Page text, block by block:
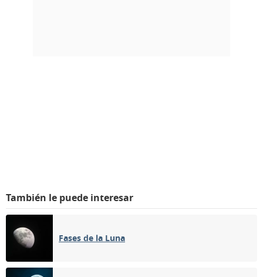
También le puede interesar
Fases de la Luna